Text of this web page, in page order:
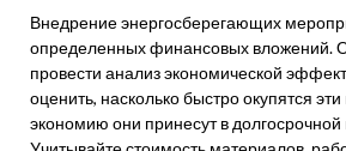
Внедрение энергосберегающих
определенных финансовых вложений.
провести анализ экономической
оценить, насколько быстро окупятся
экономию они принесут в долгосрочной